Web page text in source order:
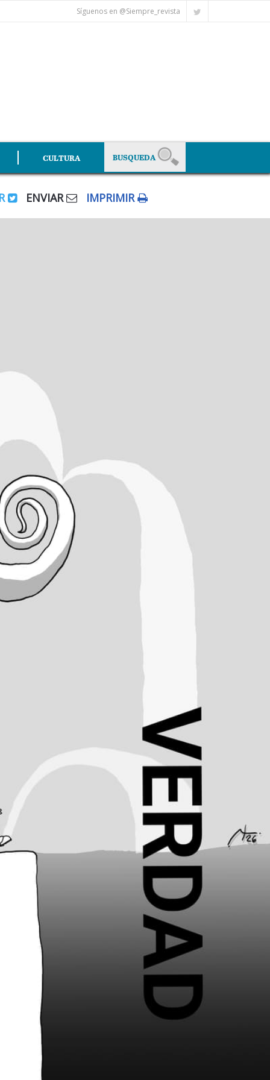
Síguenos en @Siempre_revista
CULTURA
ENVIAR IMPRIMIR